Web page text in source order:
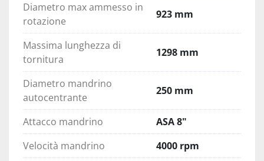
Diametro max ammesso in
rotazione
923 mm
Massima lunghezza di
tornitura
1298 mm
Diametro mandrino
autocentrante
250 mm
Attacco mandrino
ASA 8"
Velocità mandrino
4000 rpm